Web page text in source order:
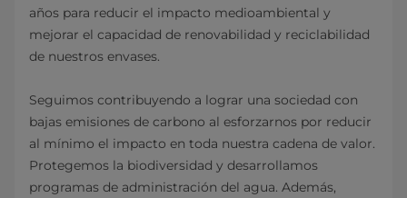
años para reducir el impacto medioambiental y
mejorar el capacidad de renovabilidad y reciclabilidad
de nuestros envases.
Seguimos contribuyendo a lograr una sociedad con
bajas emisiones de carbono al esforzarnos por reducir
al mínimo el impacto en toda nuestra cadena de valor.
Protegemos la biodiversidad y desarrollamos
programas de administración del agua. Además,